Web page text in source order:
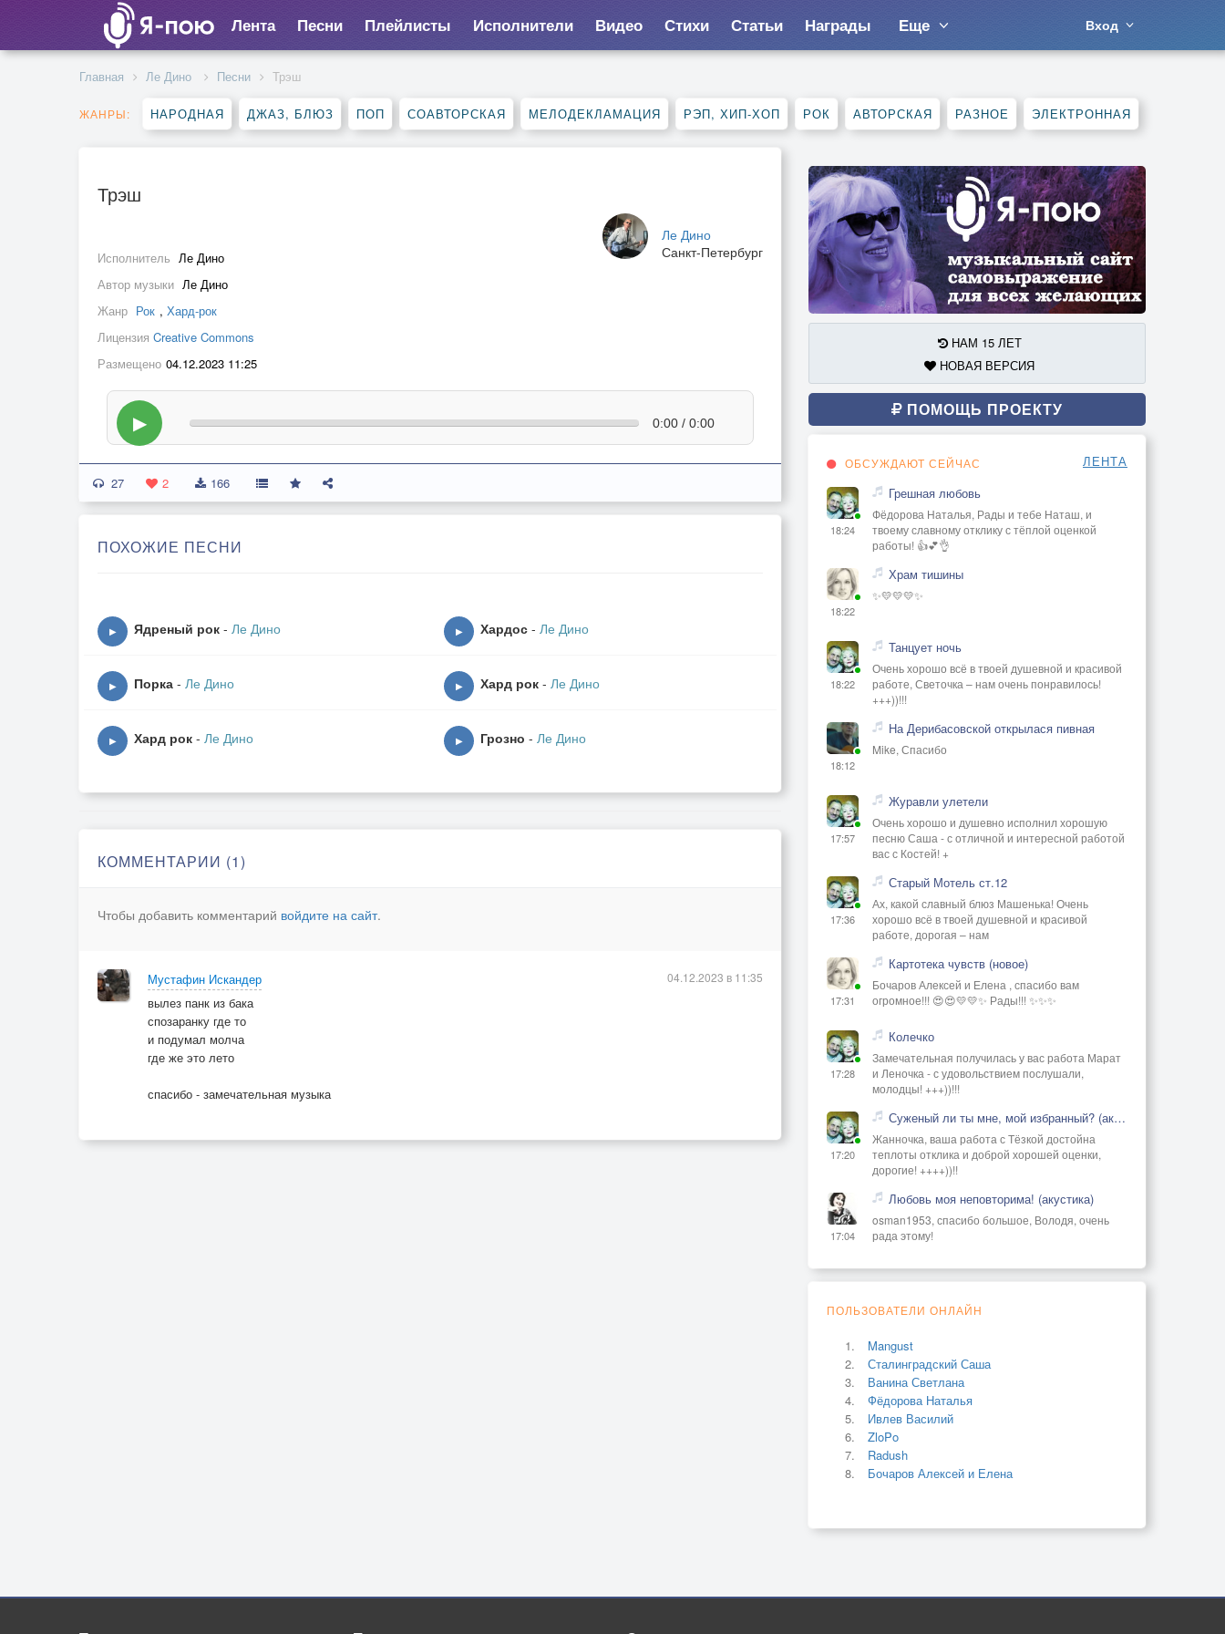
Лента Песни Плейлисты Исполнители Видео Стихи Статьи Награды Еще Вход
Главная Ле Дино Песни Трэш
ЖАНРЫ: НАРОДНАЯ ДЖАЗ, БЛЮЗ ПОП СОАВТОРСКАЯ МЕЛОДЕКЛАМАЦИЯ РЭП, ХИП-ХОП РОК АВТОРСКАЯ РАЗНОЕ ЭЛЕКТРОННАЯ
Трэш
Ле Дино
Санкт-Петербург
Исполнитель Ле Дино
Автор музыки Ле Дино
Жанр Рок , Хард-рок
Лицензия Creative Commons
Размещено 04.12.2023 11:25
▶ 0:00 / 0:00
27 2 166
ПОХОЖИЕ ПЕСНИ
▶ Ядреный рок - Ле Дино ▶ Хардос - Ле Дино
▶ Порка - Ле Дино ▶ Хард рок - Ле Дино
▶ Хард рок - Ле Дино ▶ Грозно - Ле Дино
КОММЕНТАРИИ (1)
Чтобы добавить комментарий войдите на сайт.
Мустафин Искандер
вылез панк из бака
спозаранку где то
и подумал молча
где же это лето
спасибо - замечательная музыка
04.12.2023 в 11:35
НАМ 15 ЛЕТ
НОВАЯ ВЕРСИЯ
ПОМОЩЬ ПРОЕКТУ
ОБСУЖДАЮТ СЕЙЧАС ЛЕНТА
18:24
Грешная любовь
Фёдорова Наталья, Рады и тебе Наташ, и
твоему славному отклику с тёплой оценкой
работы! 👍💕👌
18:22
Храм тишины
✨💛💛💛✨
18:22
Танцует ночь
Очень хорошо всё в твоей душевной и красивой
работе, Светочка – нам очень понравилось!
+++))!!!
18:12
На Дерибасовской открылася пивная
Mike, Спасибо
17:57
Журавли улетели
Очень хорошо и душевно исполнил хорошую
песню Саша - с отличной и интересной работой
вас с Костей! +
17:36
Старый Мотель ст.12
Ах, какой славный блюз Машенька! Очень
хорошо всё в твоей душевной и красивой
работе, дорогая – нам
17:31
Картотека чувств (новое)
Бочаров Алексей и Елена , спасибо вам
огромное!!! 😍😍💛💛✨ Рады!!! ✨✨✨
17:28
Колечко
Замечательная получилась у вас работа Марат
и Леночка - с удовольствием послушали,
молодцы! +++))!!!
17:20
Суженый ли ты мне, мой избранный? (акустика)
Жанночка, ваша работа с Тёзкой достойна
теплоты отклика и доброй хорошей оценки,
дорогие! ++++))!!
17:04
Любовь моя неповторима! (акустика)
osman1953, спасибо большое, Володя, очень
рада этому!
ПОЛЬЗОВАТЕЛИ ОНЛАЙН
Mangust
Сталинградский Саша
Ванина Светлана
Фёдорова Наталья
Ивлев Василий
ZloPo
Radush
Бочаров Алексей и Елена